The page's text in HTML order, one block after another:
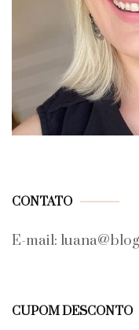
CONTATO
E-mail:
CUPOM DESCONTO